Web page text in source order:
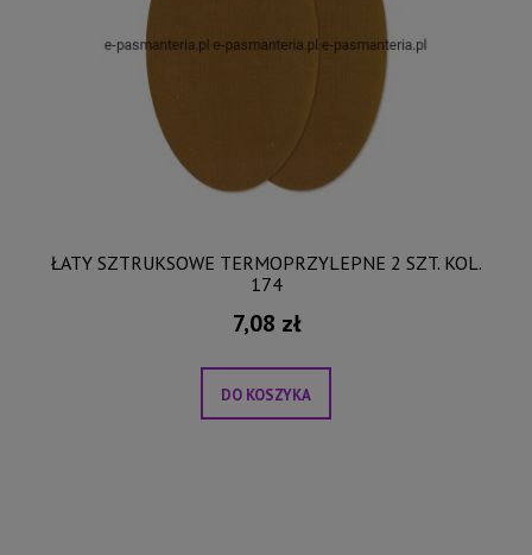
ŁATY SZTRUKSOWE TERMOPRZYLEPNE 2 SZT. KOL.
174
7,08 zł
DO KOSZYKA